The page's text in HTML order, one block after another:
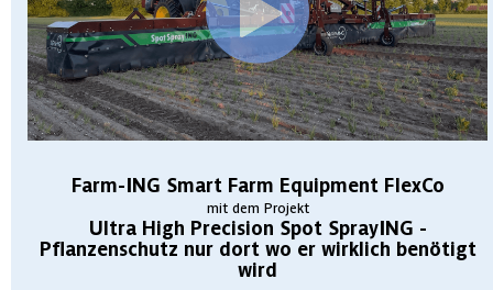
Farm-ING Smart Farm Equipment FlexCo
mit dem Projekt
Ultra High Precision Spot SprayING -
Pflanzenschutz nur dort wo er wirklich benötigt
wird